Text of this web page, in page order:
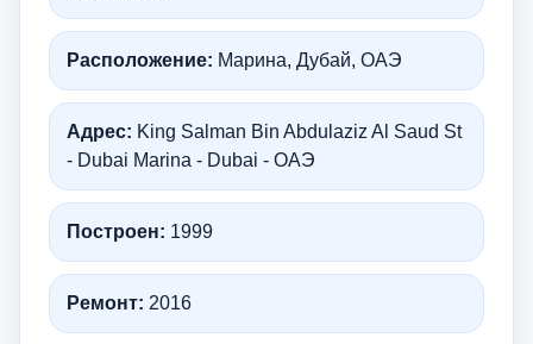
Расположение: Марина, Дубай, ОАЭ
Адрес: King Salman Bin Abdulaziz Al Saud St
- Dubai Marina - Dubai - ОАЭ
Построен: 1999
Ремонт: 2016